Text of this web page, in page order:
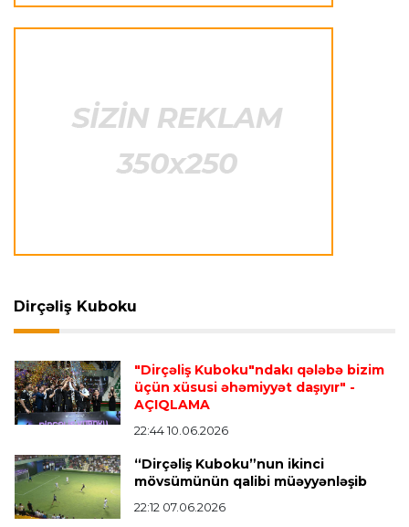
23:50 05.08.2026
"Real"ın gənc ulduzu icarə əsasında
Transfer 23:46 05.08.2026
"Maklaren" Verstappen üçün komandadakı
balansı pozmamalıdır"
"Nyukasl"ın yeni baş məşqçisi açıqlandı
Dirçəliş Kuboku
"Dirçəliş Kuboku"ndakı qələbə bizim
üçün xüsusi əhəmiyyət daşıyır" -
AÇIQLAMA
22:44 10.06.2026
“Dirçəliş Kuboku”nun ikinci
mövsümünün qalibi müəyyənləşib
22:12 07.06.2026